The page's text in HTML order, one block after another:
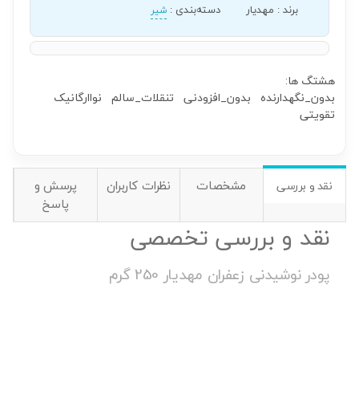
برند: مهدیار دسته‌بندی : شیر
هشتگ ها:
بدون_نگهدارنده بدون_افزودنی تنقلات_سالم نواارگانیک
تقویتی
نقد و بررسی مشخصات نظرات کاربران
پرسش و
پاسخ
نقد و بررسی تخصصی
پودر نوشیدنی زعفران مهدیار 250 گرم